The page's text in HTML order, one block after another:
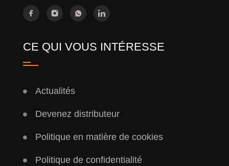
CE QUI VOUS INTÉRESSE
Actualités
Devenez distributeur
Politique en matière de cookies
Politique de confidentialité